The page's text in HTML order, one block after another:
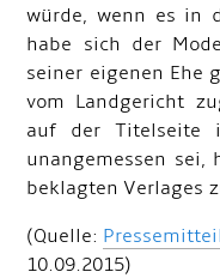
würde, wenn es in
habe sich der
seiner eigenen Ehe
vom Landgericht
auf der Titelseite
unangemessen sei,
beklagten Verlages
(Quelle:
10.09.2015)